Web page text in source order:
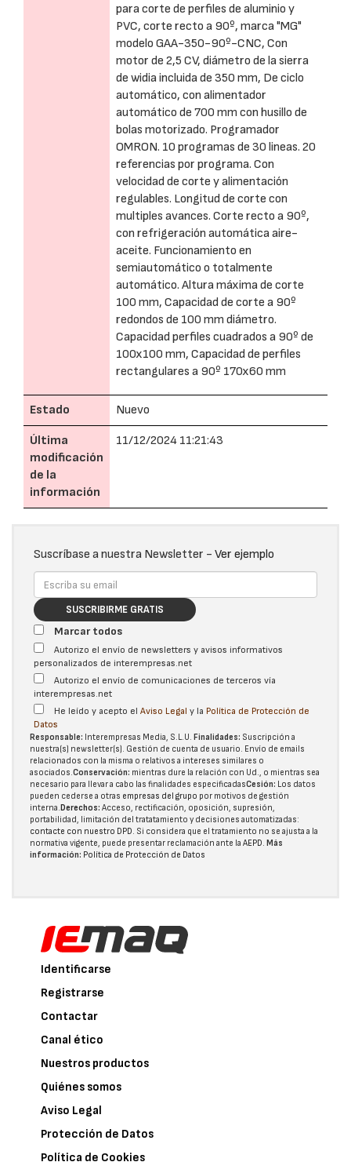
para corte de perfiles de aluminio y
PVC, corte recto a 90º, marca "MG"
modelo GAA-350-90º-CNC, Con
motor de 2,5 CV, diámetro de la sierra
de widia incluida de 350 mm, De ciclo
automático, con alimentador
automático de 700 mm con husillo de
bolas motorizado. Programador
OMRON. 10 programas de 30 lineas. 20
referencias por programa. Con
velocidad de corte y alimentación
regulables. Longitud de corte con
multiples avances. Corte recto a 90º,
con refrigeración automática aire-
aceite. Funcionamiento en
semiautomático o totalmente
automático. Altura máxima de corte
100 mm, Capacidad de corte a 90º
redondos de 100 mm diámetro.
Capacidad perfiles cuadrados a 90º de
100x100 mm, Capacidad de perfiles
rectangulares a 90º 170x60 mm
Estado Nuevo
Última
modificación
de la
información
11/12/2024 11:21:43
Suscríbase a nuestra Newsletter - Ver ejemplo
SUSCRIBIRME GRATIS
Marcar todos
Autorizo el envío de newsletters y avisos informativos
personalizados de interempresas.net
Autorizo el envío de comunicaciones de terceros vía
interempresas.net
He leído y acepto el Aviso Legal y la Política de Protección de
Datos
Responsable: Interempresas Media, S.L.U. Finalidades: Suscripción a
nuestra(s) newsletter(s). Gestión de cuenta de usuario. Envío de emails
relacionados con la misma o relativos a intereses similares o
asociados.Conservación: mientras dure la relación con Ud., o mientras sea
necesario para llevar a cabo las finalidades especificadasCesión: Los datos
pueden cederse a otras empresas del grupo por motivos de gestión
interna.Derechos: Acceso, rectificación, oposición, supresión,
portabilidad, limitación del tratatamiento y decisiones automatizadas:
contacte con nuestro DPD. Si considera que el tratamiento no se ajusta a la
normativa vigente, puede presentar reclamación ante la AEPD. Más
información: Política de Protección de Datos
Identificarse
Registrarse
Contactar
Canal ético
Nuestros productos
Quiénes somos
Aviso Legal
Protección de Datos
Política de Cookies